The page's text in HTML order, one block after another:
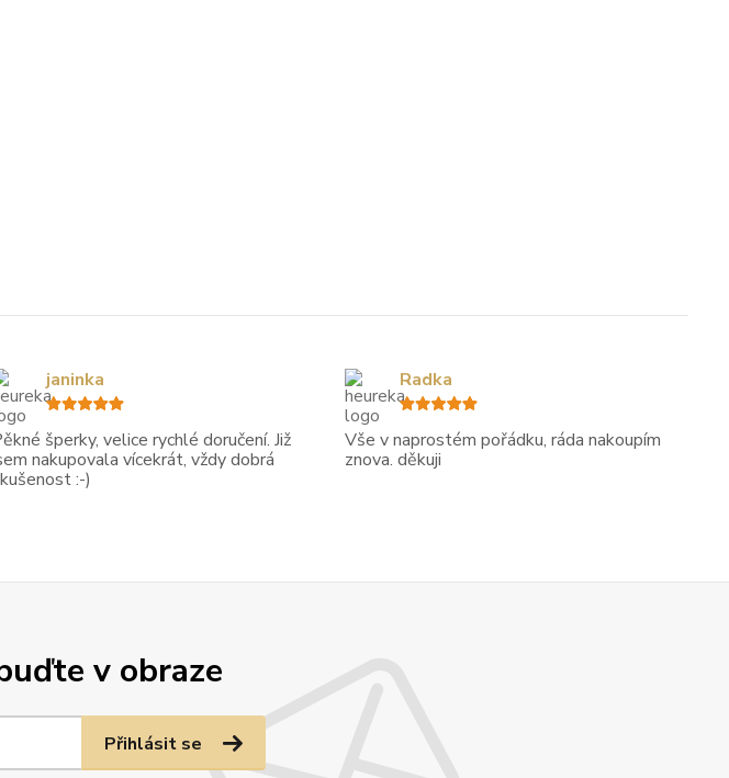
v obraze
Přihlásit se
šperky, velice rychlé doručení. Již
nakupovala vícekrát, vždy dobrá
:-)
janinka
Vše v naprostém pořádku, ráda nakoupím
znova. děkuji
Radka